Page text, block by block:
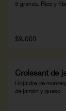
5 granos. Rico y
$9.000
Croissant de
Hojaldre de
de jamón y queso.